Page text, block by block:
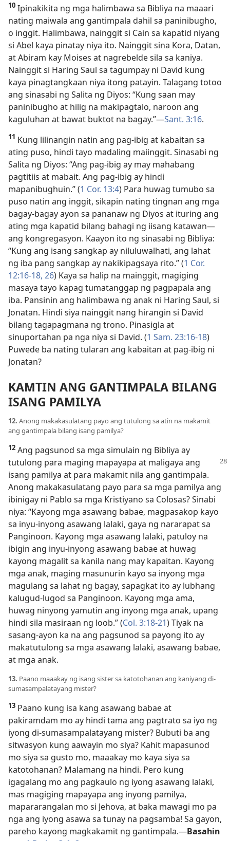
10 Ipinakikita ng mga halimbawa sa Bibliya na maaari
nating maiwala ang gantimpala dahil sa paninibugho,
o inggit. Halimbawa, nainggit si Cain sa kapatid niyang
si Abel kaya pinatay niya ito. Nainggit sina Kora, Datan,
at Abiram kay Moises at nagrebelde sila sa kaniya.
Nainggit si Haring Saul sa tagumpay ni David kung
kaya pinagtangkaan niya itong patayin. Talagang totoo
ang sinasabi ng Salita ng Diyos: “Kung saan may
paninibugho at hilig na makipagtalo, naroon ang
kaguluhan at bawat buktot na bagay.”—Sant. 3:16.
11 Kung lilinangin natin ang pag-ibig at kabaitan sa
ating puso, hindi tayo madaling maiinggit. Sinasabi ng
Salita ng Diyos: “Ang pag-ibig ay may mahabang
pagtitiis at mabait. Ang pag-ibig ay hindi
mapanibughuin.” (1 Cor. 13:4) Para huwag tumubo sa
puso natin ang inggit, sikapin nating tingnan ang mga
bagay-bagay ayon sa pananaw ng Diyos at ituring ang
ating mga kapatid bilang bahagi ng iisang katawan—
ang kongregasyon. Kaayon ito ng sinasabi ng Bibliya:
“Kung ang isang sangkap ay niluluwalhati, ang lahat
ng iba pang sangkap ay nakikipagsaya rito.” (1 Cor.
12:16-18, 26) Kaya sa halip na mainggit, magiging
masaya tayo kapag tumatanggap ng pagpapala ang
iba. Pansinin ang halimbawa ng anak ni Haring Saul, si
Jonatan. Hindi siya nainggit nang hirangin si David
bilang tagapagmana ng trono. Pinasigla at
sinuportahan pa nga niya si David. (1 Sam. 23:16-18)
Puwede ba nating tularan ang kabaitan at pag-ibig ni
Jonatan?
KAMTIN ANG GANTIMPALA BILANG
ISANG PAMILYA
12. Anong makakasulatang payo ang tutulong sa atin na makamit
ang gantimpala bilang isang pamilya?
12 Ang pagsunod sa mga simulain ng Bibliya ay
tutulong para maging mapayapa at maligaya ang
isang pamilya at para makamit nila ang gantimpala.
Anong makakasulatang payo para sa mga pamilya ang
ibinigay ni Pablo sa mga Kristiyano sa Colosas? Sinabi
niya: “Kayong mga asawang babae, magpasakop kayo
sa inyu-inyong asawang lalaki, gaya ng nararapat sa
Panginoon. Kayong mga asawang lalaki, patuloy na
ibigin ang inyu-inyong asawang babae at huwag
kayong magalit sa kanila nang may kapaitan. Kayong
mga anak, maging masunurin kayo sa inyong mga
magulang sa lahat ng bagay, sapagkat ito ay lubhang
kalugud-lugod sa Panginoon. Kayong mga ama,
huwag ninyong yamutin ang inyong mga anak, upang
hindi sila masiraan ng loob.” (Col. 3:18-21) Tiyak na
sasang-ayon ka na ang pagsunod sa payong ito ay
makatutulong sa mga asawang lalaki, asawang babae,
at mga anak.
13. Paano maaakay ng isang sister sa katotohanan ang kaniyang di-
sumasampalatayang mister?
13 Paano kung isa kang asawang babae at
pakiramdam mo ay hindi tama ang pagtrato sa iyo ng
iyong di-sumasampalatayang mister? Bubuti ba ang
sitwasyon kung aawayin mo siya? Kahit mapasunod
mo siya sa gusto mo, maaakay mo kaya siya sa
katotohanan? Malamang na hindi. Pero kung
igagalang mo ang pagkaulo ng iyong asawang lalaki,
mas magiging mapayapa ang inyong pamilya,
mapararangalan mo si Jehova, at baka mawagi mo pa
nga ang iyong asawa sa tunay na pagsamba! Sa gayon,
pareho kayong magkakamit ng gantimpala.—Basahin